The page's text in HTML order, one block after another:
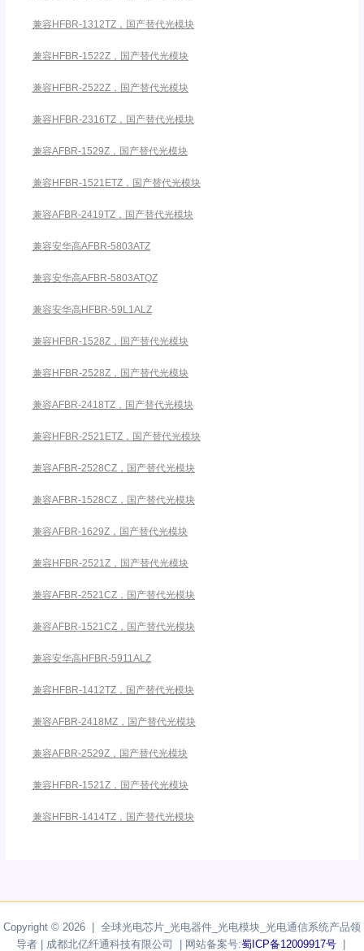
兼容HFBR-1312TZ，国产替代光模块
兼容HFBR-1522Z，国产替代光模块
兼容HFBR-2522Z，国产替代光模块
兼容HFBR-2316TZ，国产替代光模块
兼容AFBR-1529Z，国产替代光模块
兼容HFBR-1521ETZ，国产替代光模块
兼容AFBR-2419TZ，国产替代光模块
兼容安华高AFBR-5803ATZ
兼容安华高AFBR-5803ATQZ
兼容安华高HFBR-59L1ALZ
兼容HFBR-1528Z，国产替代光模块
兼容HFBR-2528Z，国产替代光模块
兼容AFBR-2418TZ，国产替代光模块
兼容HFBR-2521ETZ，国产替代光模块
兼容AFBR-2528CZ，国产替代光模块
兼容AFBR-1528CZ，国产替代光模块
兼容AFBR-1629Z，国产替代光模块
兼容HFBR-2521Z，国产替代光模块
兼容AFBR-2521CZ，国产替代光模块
兼容AFBR-1521CZ，国产替代光模块
兼容安华高HFBR-5911ALZ
兼容HFBR-1412TZ，国产替代光模块
兼容AFBR-2418MZ，国产替代光模块
兼容AFBR-2529Z，国产替代光模块
兼容HFBR-1521Z，国产替代光模块
兼容HFBR-1414TZ，国产替代光模块
Copyright © 2026 | 全球光电芯片_光电器件_光电模块_光电通信系统产品领
导者 | 成都北亿纤通科技有限公司 | 网站备案号:蜀ICP备12009917号|